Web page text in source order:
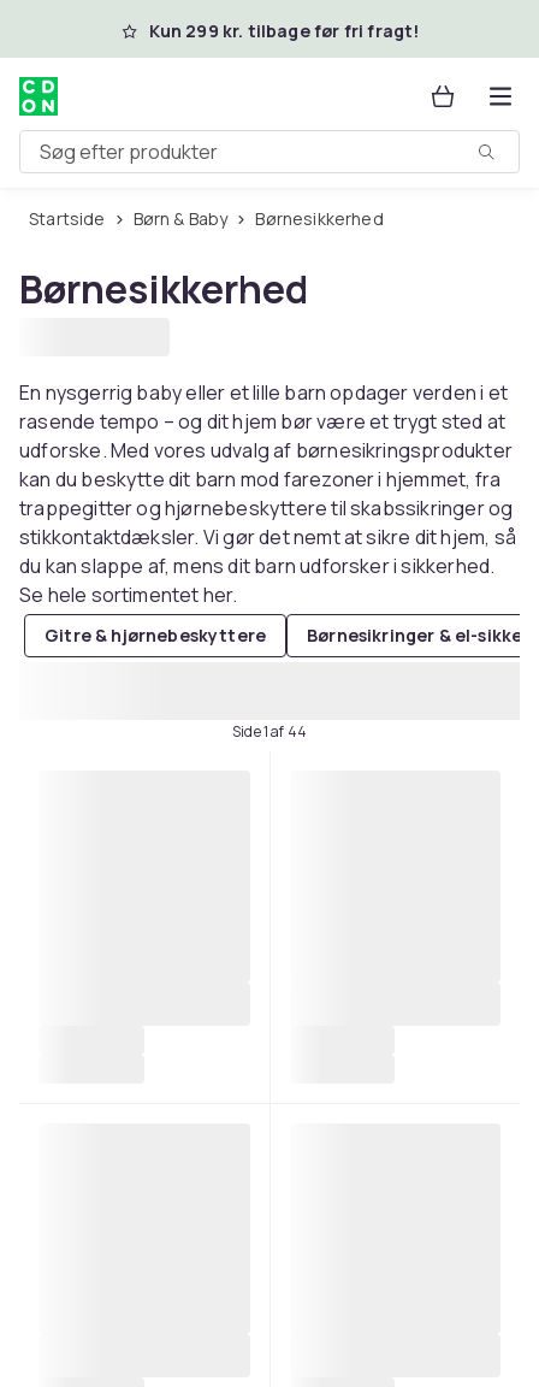
Spring til hovedindhold
Kun 299 kr. tilbage før fri fragt!
Søg efter produkter
Startside Børn & Baby Børnesikkerhed
Børnesikkerhed
En nysgerrig baby eller et lille barn opdager verden i et
rasende tempo – og dit hjem bør være et trygt sted at
udforske. Med vores udvalg af børnesikringsprodukter
kan du beskytte dit barn mod farezoner i hjemmet, fra
trappegitter og hjørnebeskyttere til skabssikringer og
stikkontaktdæksler. Vi gør det nemt at sikre dit hjem, så
du kan slappe af, mens dit barn udforsker i sikkerhed.
Se hele sortimentet her.
Gitre & hjørnebeskyttere Børnesikringer & el-
Side 1 af 44